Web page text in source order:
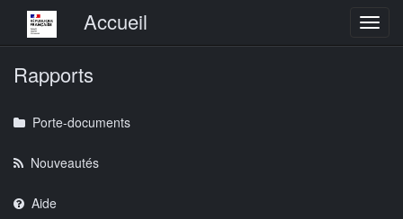
Menu principalAccueil
Rapports
Porte-documents
Nouveautés
Aide